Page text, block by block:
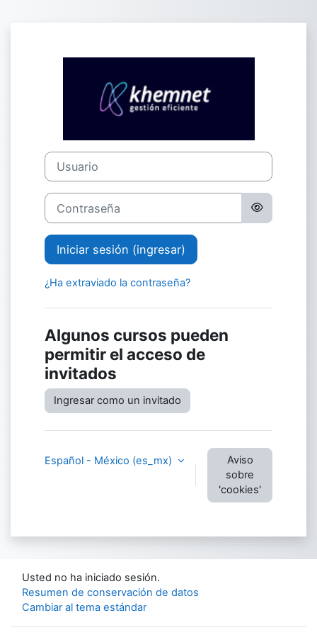
Usuario
Contraseña
Iniciar sesión (ingresar)
¿Ha extraviado la contraseña?
Algunos cursos pueden
permitir el acceso de
invitados
Ingresar como un invitado
Español - México ‎(es_mx)‎
Aviso
sobre
'cookies'
Usted no ha iniciado sesión.
Resumen de conservación de datos
Cambiar al tema estándar